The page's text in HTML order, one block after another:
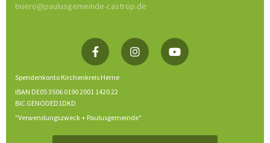
buero@paulusgemeinde-castrop.de
Spendenkonto Kirchenkreis Herne
IBAN DE05 3506 0190 2001 1420 22
BIC GENODED1DKD
"Verwendungszweck + Paulusgemeinde"